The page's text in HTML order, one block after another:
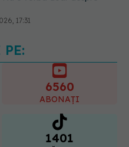
Cristea, manifest pentru
și acceptare: Corpul
spune o poveste
6560
ABONAȚI
1401